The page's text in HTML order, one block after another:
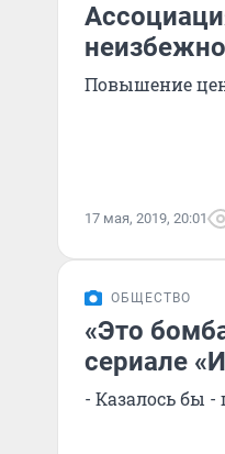
Повышение
17 мая, 2019, 20:01
ОБЩЕСТВО
«Это
сериале
- Казалось бы -